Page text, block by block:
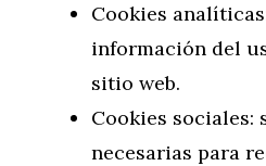
Cookies
información del
sitio web.
Cookies sociales:
necesarias para